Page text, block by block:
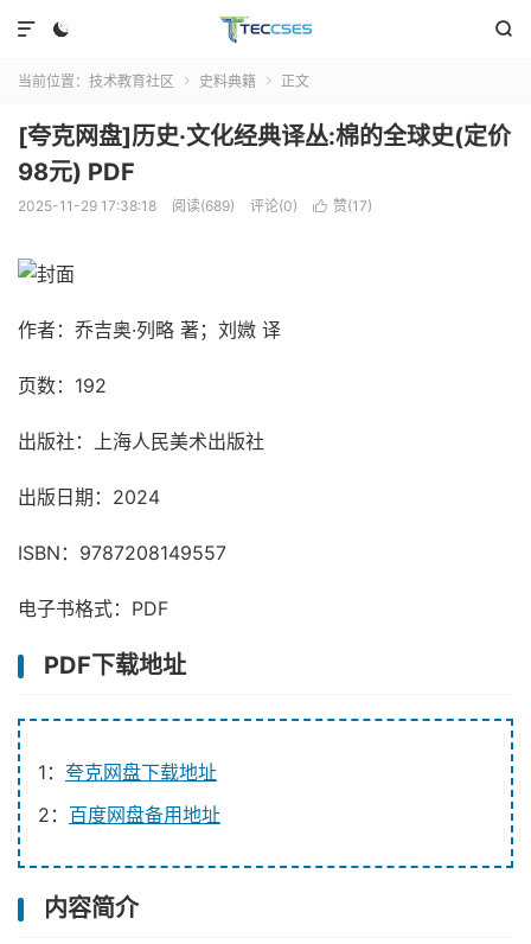
 

当前位置： 技术教育社区  史料典籍  正文
[夸克网盘]历史·文化经典译丛:棉的全球史(定价
98元) PDF
2025-11-29 17:38:18 阅读(689) 评论(0)  赞(17)
作者：乔吉奥·列略 著；刘媺 译
页数：192
出版社：上海人民美术出版社
出版日期：2024
ISBN：9787208149557
电子书格式：PDF
PDF下载地址
1： 夸克网盘下载地址
2： 百度网盘备用地址
内容简介